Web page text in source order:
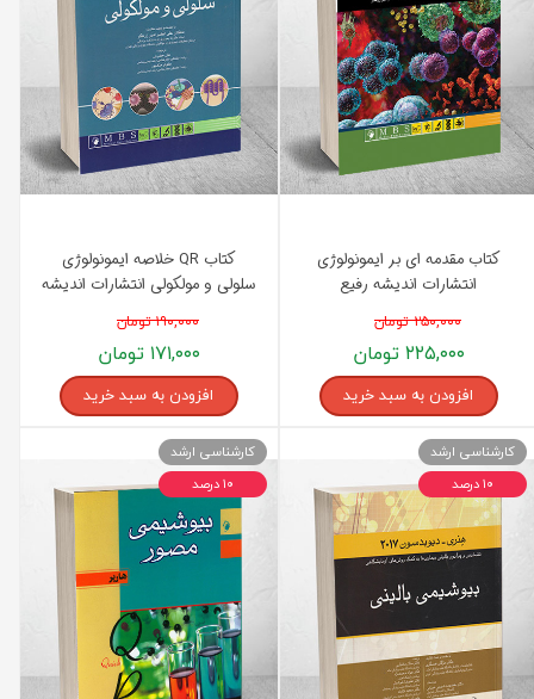
کتاب مقدمه ای بر ایمونولوژی
انتشارات اندیشه رفیع
۲۵۰,۰۰۰ تومان
۲۲۵,۰۰۰ تومان
افزودن به سبد خرید
کتاب QR خلاصه ایمونولوژی
سلولی و مولکولی انتشارات اندیشه
۱۹۰,۰۰۰ تومان
۱۷۱,۰۰۰ تومان
افزودن به سبد خرید
کارشناسی ارشد
۱۰ درصد
کارشناسی ارشد
۱۰ درصد